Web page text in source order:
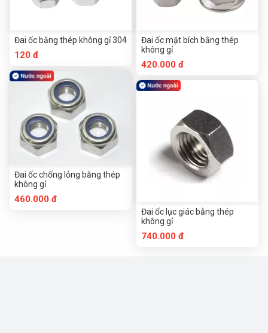
Đai ốc bằng thép không gỉ 304
120 đ
Đai ốc chống lỏng bằng thép
không gỉ
460.000 đ
Đai ốc mặt bích bằng thép
không gỉ
420.000 đ
Đai ốc lục giác bằng thép
không gỉ
740.000 đ